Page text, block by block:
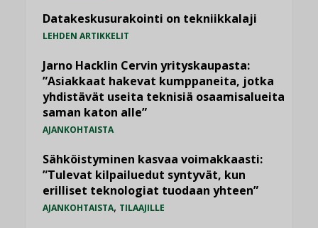
Datakeskusurakointi on tekniikkalaji
LEHDEN ARTIKKELIT
Jarno Hacklin Cervin yrityskaupasta:
”Asiakkaat hakevat kumppaneita, jotka
yhdistävät useita teknisiä osaamisalueita
saman katon alle”
AJANKOHTAISTA
Sähköistyminen kasvaa voimakkaasti:
”Tulevat kilpailuedut syntyvät, kun
erilliset teknologiat tuodaan yhteen”
AJANKOHTAISTA, TILAAJILLE